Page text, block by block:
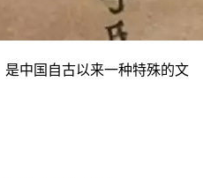
中国自古以来一种特殊的文